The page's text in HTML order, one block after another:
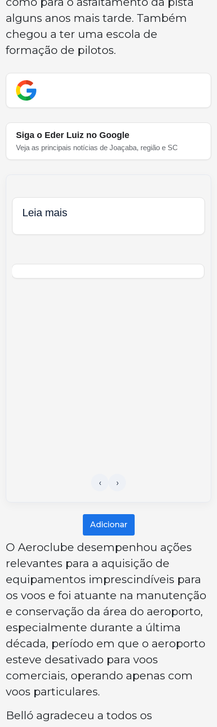
alguns anos mais tarde. Também
chegou a ter uma escola de
formação de pilotos.
Siga o Eder Luiz no Google
Veja as principais notícias de Joaçaba, região e SC
Leia mais
Adicionar
O Aeroclube desempenhou ações
relevantes para a aquisição de
equipamentos imprescindíveis para
os voos e foi atuante na manutenção
e conservação da área do aeroporto,
especialmente durante a última
década, período em que o aeroporto
esteve desativado para voos
comerciais, operando apenas com
voos particulares.
Belló agradeceu a todos os